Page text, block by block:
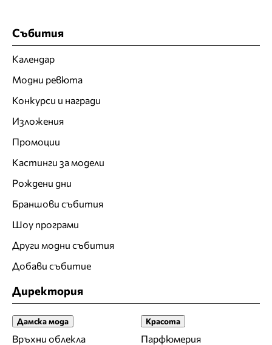
Събития
Календар
Модни ревюта
Конкурси и награди
Изложения
Промоции
Кастинги за модели
Рождени дни
Браншови събития
Шоу програми
Други модни събития
Добави събитие
Директория
Дамска мода
Връхни облекла
Красота
Парфюмерия